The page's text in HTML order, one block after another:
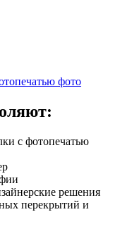
с фотопечатью
решения
перекрытий и